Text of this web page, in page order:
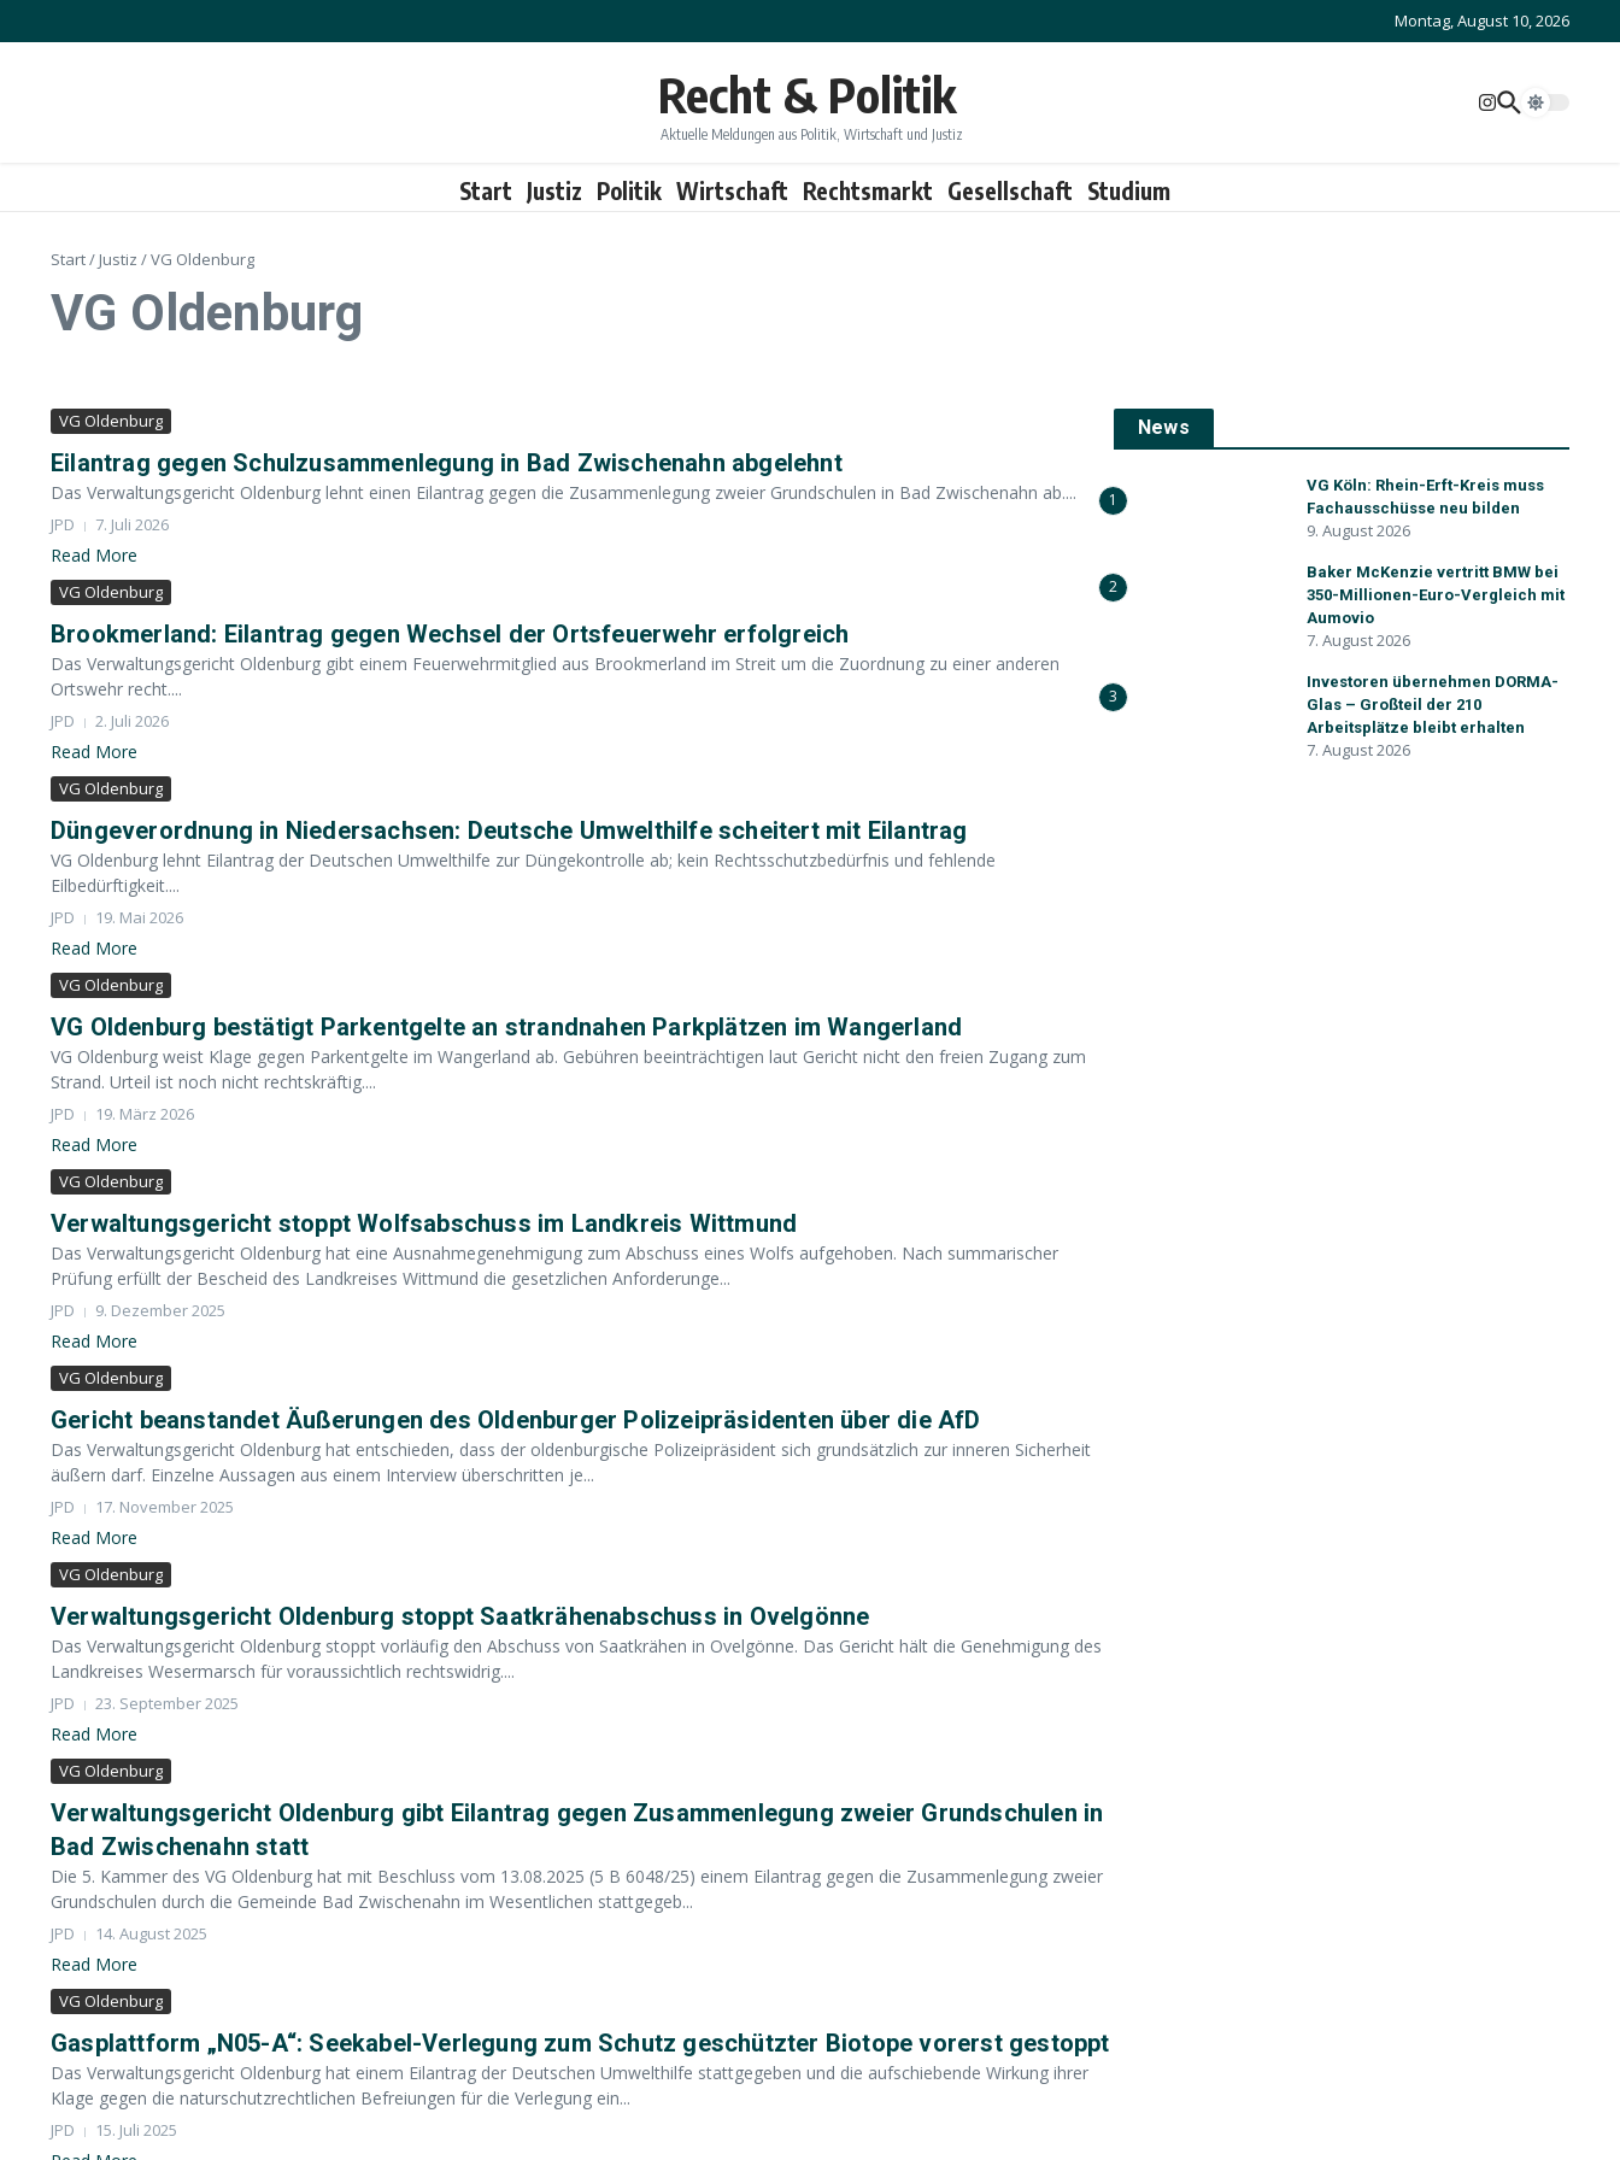
Montag, August 10, 2026
Recht & Politik
Aktuelle Meldungen aus Politik, Wirtschaft und Justiz
Start Justiz Politik Wirtschaft Rechtsmarkt Gesellschaft Studium
Start/ Justiz /VG Oldenburg
VG Oldenburg
VG Oldenburg
Eilantrag gegen Schulzusammenlegung in Bad Zwischenahn abgelehnt
Das Verwaltungsgericht Oldenburg lehnt einen Eilantrag gegen die Zusammenlegung zweier Grundschulen in Bad Zwischenahn ab....
JPD 7. Juli 2026
Read More
VG Oldenburg
Brookmerland: Eilantrag gegen Wechsel der Ortsfeuerwehr erfolgreich
Das Verwaltungsgericht Oldenburg gibt einem Feuerwehrmitglied aus Brookmerland im Streit um die Zuordnung zu einer anderen
Ortswehr recht....
JPD 2. Juli 2026
Read More
VG Oldenburg
Düngeverordnung in Niedersachsen: Deutsche Umwelthilfe scheitert mit Eilantrag
VG Oldenburg lehnt Eilantrag der Deutschen Umwelthilfe zur Düngekontrolle ab; kein Rechtsschutzbedürfnis und fehlende
Eilbedürftigkeit....
JPD 19. Mai 2026
Read More
VG Oldenburg
VG Oldenburg bestätigt Parkentgelte an strandnahen Parkplätzen im Wangerland
VG Oldenburg weist Klage gegen Parkentgelte im Wangerland ab. Gebühren beeinträchtigen laut Gericht nicht den freien Zugang zum
Strand. Urteil ist noch nicht rechtskräftig....
JPD 19. März 2026
Read More
VG Oldenburg
Verwaltungsgericht stoppt Wolfsabschuss im Landkreis Wittmund
Das Verwaltungsgericht Oldenburg hat eine Ausnahmegenehmigung zum Abschuss eines Wolfs aufgehoben. Nach summarischer
Prüfung erfüllt der Bescheid des Landkreises Wittmund die gesetzlichen Anforderunge...
JPD 9. Dezember 2025
Read More
VG Oldenburg
Gericht beanstandet Äußerungen des Oldenburger Polizeipräsidenten über die AfD
Das Verwaltungsgericht Oldenburg hat entschieden, dass der oldenburgische Polizeipräsident sich grundsätzlich zur inneren Sicherheit
äußern darf. Einzelne Aussagen aus einem Interview überschritten je...
JPD 17. November 2025
Read More
VG Oldenburg
Verwaltungsgericht Oldenburg stoppt Saatkrähenabschuss in Ovelgönne
Das Verwaltungsgericht Oldenburg stoppt vorläufig den Abschuss von Saatkrähen in Ovelgönne. Das Gericht hält die Genehmigung des
Landkreises Wesermarsch für voraussichtlich rechtswidrig....
JPD 23. September 2025
Read More
VG Oldenburg
Verwaltungsgericht Oldenburg gibt Eilantrag gegen Zusammenlegung zweier Grundschulen in
Bad Zwischenahn statt
Die 5. Kammer des VG Oldenburg hat mit Beschluss vom 13.08.2025 (5 B 6048/25) einem Eilantrag gegen die Zusammenlegung zweier
Grundschulen durch die Gemeinde Bad Zwischenahn im Wesentlichen stattgegeb...
JPD 14. August 2025
Read More
VG Oldenburg
Gasplattform „N05-A“: Seekabel-Verlegung zum Schutz geschützter Biotope vorerst gestoppt
Das Verwaltungsgericht Oldenburg hat einem Eilantrag der Deutschen Umwelthilfe stattgegeben und die aufschiebende Wirkung ihrer
Klage gegen die naturschutzrechtlichen Befreiungen für die Verlegung ein...
JPD 15. Juli 2025
News
1
VG Köln: Rhein-Erft-Kreis muss
Fachausschüsse neu bilden
9. August 2026
2
Baker McKenzie vertritt BMW bei
350-Millionen-Euro-Vergleich mit
Aumovio
7. August 2026
3
Investoren übernehmen DORMA-
Glas – Großteil der 210
Arbeitsplätze bleibt erhalten
7. August 2026